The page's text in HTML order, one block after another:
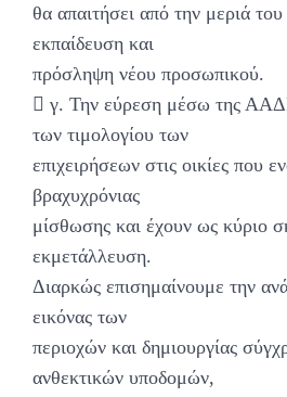
θα απαιτήσει από την μεριά
εκπαίδευση και
πρόσληψη νέου προσωπικού.
 γ. Την εύρεση μέσω της
των τιμολογίου των
επιχειρήσεων στις οικίες που
βραχυχρόνιας
μίσθωσης και έχουν ως κύριο
εκμετάλλευση.
Διαρκώς επισημαίνουμε την
εικόνας των
περιοχών και δημιουργίας
ανθεκτικών υποδομών,